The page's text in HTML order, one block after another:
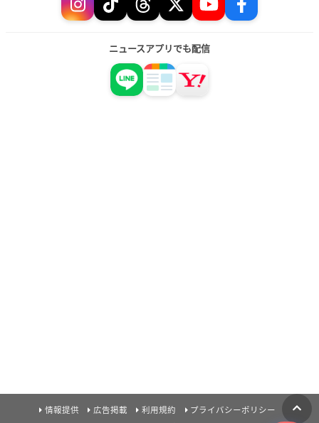
ニュースアプリでも配信
情報提供 広告掲載 利用規約 プライバシーポリシー